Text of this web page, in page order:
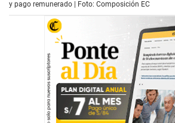
y pago remunerado | Foto: Composición EC